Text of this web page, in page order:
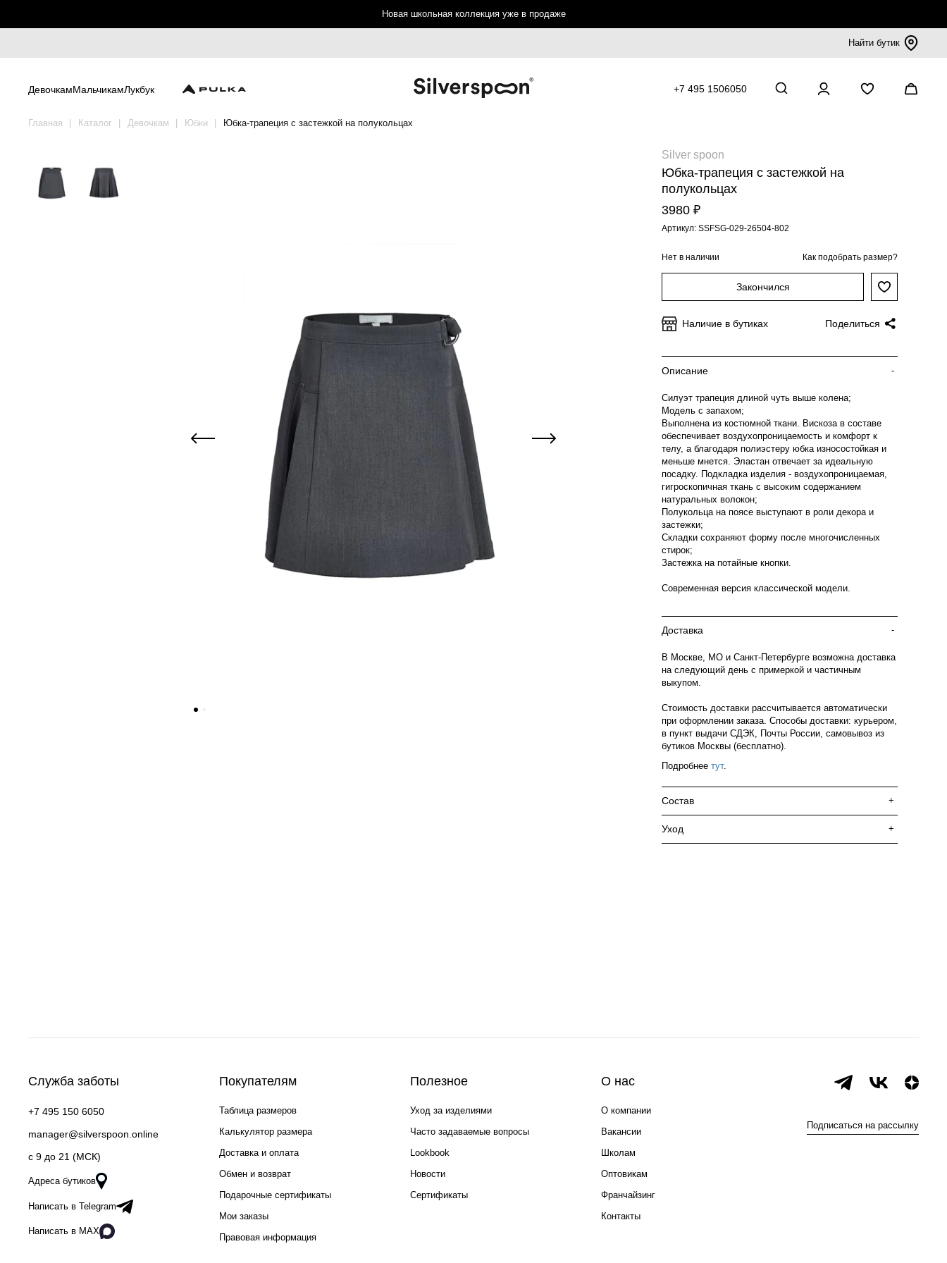
Новая школьная коллекция уже в продаже
Найти бутик
ДевочкамМальчикамЛукбук +7 495 1506050
Главная Каталог Девочкам Юбки Юбка-трапеция с застежкой на полукольцах
Silver spoon
Юбка-трапеция с застежкой на
полукольцах
3980 ₽
Артикул: SSFSG-029-26504-802
Нет в наличии Как подобрать размер?
Закончился
Наличие в бутиках Поделиться
Описание -
Силуэт трапеция длиной чуть выше колена;
Модель с запахом;
Выполнена из костюмной ткани. Вискоза в составе
обеспечивает воздухопроницаемость и комфорт к
телу, а благодаря полиэстеру юбка износостойкая и
меньше мнется. Эластан отвечает за идеальную
посадку. Подкладка изделия - воздухопроницаемая,
гигроскопичная ткань с высоким содержанием
натуральных волокон;
Полукольца на поясе выступают в роли декора и
застежки;
Складки сохраняют форму после многочисленных
стирок;
Застежка на потайные кнопки.
Современная версия классической модели.
Доставка -
В Москве, МО и Санкт-Петербурге возможна доставка
на следующий день с примеркой и частичным
выкупом.
Стоимость доставки рассчитывается автоматически
при оформлении заказа. Способы доставки: курьером,
в пункт выдачи СДЭК, Почты России, самовывоз из
бутиков Москвы (бесплатно).
Подробнее тут.
Состав +
Уход +
Служба заботы
+7 495 150 6050
manager@silverspoon.online
c 9 до 21 (МСК)
Адреса бутиков
Написать в Telegram
Написать в MAX
Покупателям
Таблица размеров
Калькулятор размера
Доставка и оплата
Обмен и возврат
Подарочные сертификаты
Мои заказы
Правовая информация
Полезное
Уход за изделиями
Часто задаваемые вопросы
Lookbook
Новости
Сертификаты
О нас
О компании
Вакансии
Школам
Оптовикам
Франчайзинг
Контакты
Подписаться на рассылку